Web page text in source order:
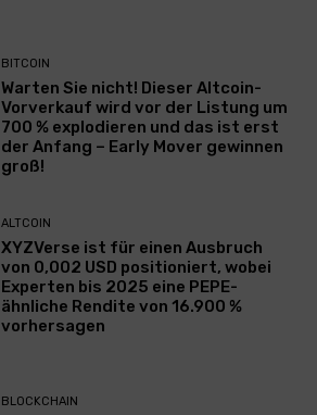
BITCOIN
Warten Sie nicht! Dieser Altcoin-
Vorverkauf wird vor der Listung um
700 % explodieren und das ist erst
der Anfang – Early Mover gewinnen
groß!
ALTCOIN
XYZVerse ist für einen Ausbruch
von 0,002 USD positioniert, wobei
Experten bis 2025 eine PEPE-
ähnliche Rendite von 16.900 %
vorhersagen
BLOCKCHAIN